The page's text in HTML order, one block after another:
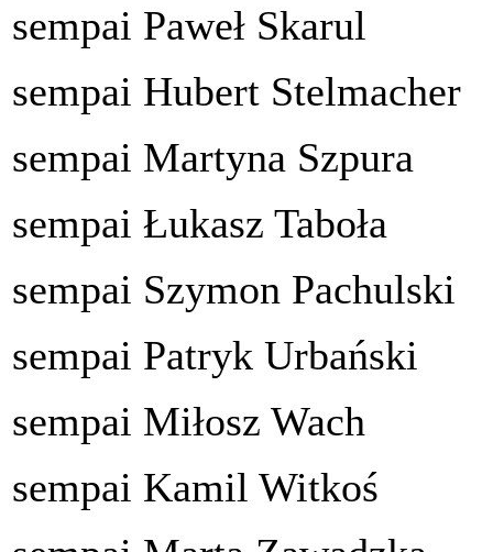
sempai Paweł Skarul
sempai Hubert Stelmacher
sempai Martyna Szpura
sempai Łukasz Taboła
sempai Szymon Pachulski
sempai Patryk Urbański
sempai Miłosz Wach
sempai Kamil Witkoś